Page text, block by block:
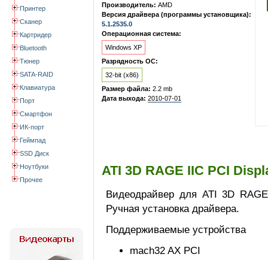
Принтер
Сканер
Картридер
Bluetooth
Тюнер
SATA-RAID
Клавиатура
Порт
Смартфон
ИК-порт
Геймпад
SSD Диск
Ноутбуки
Прочее
Производитель: AMD
Версия драйвера (программы установщика):
5.1.2535.0
Операционная система:
Windows XP
Разрядность ОС:
32-bit (x86)
Размер файла: 2.2 mb
Дата выхода: 2010-07-01
ATI 3D RAGE IIC PCI
Видеодрайвер для ATI 3D
Ручная установка драйвера.
Поддерживаемые устройства
mach32 AX PCI